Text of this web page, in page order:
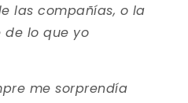
las compañías, o la
lo que yo
me sorprendía